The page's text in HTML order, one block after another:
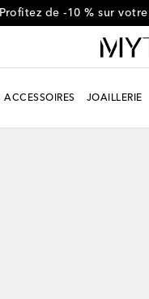
Profitez de -10 % sur
ACCESSOIRES JOAILLERIE